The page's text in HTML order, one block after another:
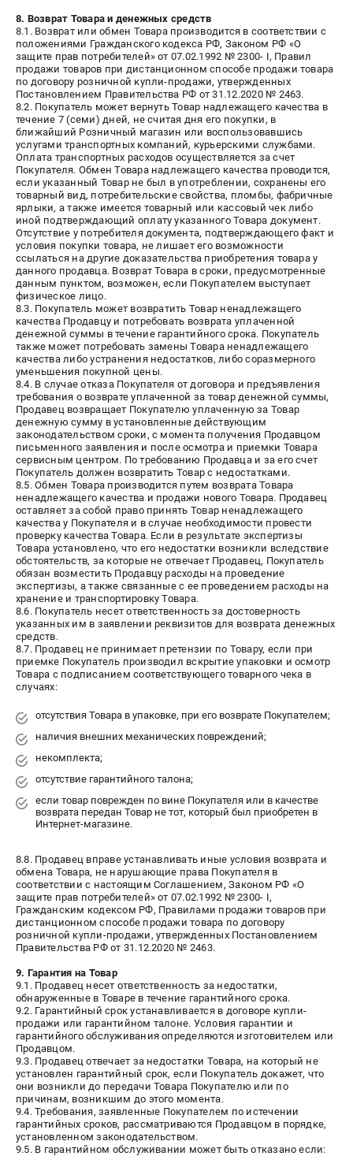
8. Возврат Товара и денежных средств
8.1. Возврат или обмен Товара производится в соответствии с
положениями Гражданского кодекса РФ, Законом РФ «О
защите прав потребителей» от 07.02.1992 № 2300- I, Правил
продажи товаров при дистанционном способе продажи товара
по договору розничной купли-продажи, утвержденных
Постановлением Правительства РФ от 31.12.2020 № 2463.
8.2. Покупатель может вернуть Товар надлежащего качества в
течение 7 (семи) дней, не считая дня его покупки, в
ближайший Розничный магазин или воспользовавшись
услугами транспортных компаний, курьерскими службами.
Оплата транспортных расходов осуществляется за счет
Покупателя. Обмен Товара надлежащего качества проводится,
если указанный Товар не был в употреблении, сохранены его
товарный вид, потребительские свойства, пломбы, фабричные
ярлыки, а также имеется товарный или кассовый чек либо
иной подтверждающий оплату указанного Товара документ.
Отсутствие у потребителя документа, подтверждающего факт и
условия покупки товара, не лишает его возможности
ссылаться на другие доказательства приобретения товара у
данного продавца. Возврат Товара в сроки, предусмотренные
данным пунктом, возможен, если Покупателем выступает
физическое лицо.
8.3. Покупатель может возвратить Товар ненадлежащего
качества Продавцу и потребовать возврата уплаченной
денежной суммы в течение гарантийного срока. Покупатель
также может потребовать замены Товара ненадлежащего
качества либо устранения недостатков, либо соразмерного
уменьшения покупной цены.
8.4. В случае отказа Покупателя от договора и предъявления
требования о возврате уплаченной за товар денежной суммы,
Продавец возвращает Покупателю уплаченную за Товар
денежную сумму в установленные действующим
законодательством сроки, с момента получения Продавцом
письменного заявления и после осмотра и приемки Товара
сервисным центром. По требованию Продавца и за его счет
Покупатель должен возвратить Товар с недостатками.
8.5. Обмен Товара производится путем возврата Товара
ненадлежащего качества и продажи нового Товара. Продавец
оставляет за собой право принять Товар ненадлежащего
качества у Покупателя и в случае необходимости провести
проверку качества Товара. Если в результате экспертизы
Товара установлено, что его недостатки возникли вследствие
обстоятельств, за которые не отвечает Продавец, Покупатель
обязан возместить Продавцу расходы на проведение
экспертизы, а также связанные с ее проведением расходы на
хранение и транспортировку Товара.
8.6. Покупатель несет ответственность за достоверность
указанных им в заявлении реквизитов для возврата денежных
средств.
8.7. Продавец не принимает претензии по Товару, если при
приемке Покупатель производил вскрытие упаковки и осмотр
Товара с подписанием соответствующего товарного чека в
случаях:
отсутствия Товара в упаковке, при его возврате Покупателем;
наличия внешних механических повреждений;
некомплекта;
отсутствие гарантийного талона;
если товар поврежден по вине Покупателя или в качестве
возврата передан Товар не тот, который был приобретен в
Интернет-магазине.
8.8. Продавец вправе устанавливать иные условия возврата и
обмена Товара, не нарушающие права Покупателя в
соответствии с настоящим Соглашением, Законом РФ «О
защите прав потребителей» от 07.02.1992 № 2300- I,
Гражданским кодексом РФ, Правилами продажи товаров при
дистанционном способе продажи товара по договору
розничной купли-продажи, утвержденных Постановлением
Правительства РФ от 31.12.2020 № 2463.
9. Гарантия на Товар
9.1. Продавец несет ответственность за недостатки,
обнаруженные в Товаре в течение гарантийного срока.
9.2. Гарантийный срок устанавливается в договоре купли-
продажи или гарантийном талоне. Условия гарантии и
гарантийного обслуживания определяются изготовителем или
Продавцом.
9.3. Продавец отвечает за недостатки Товара, на который не
установлен гарантийный срок, если Покупатель докажет, что
они возникли до передачи Товара Покупателю или по
причинам, возникшим до этого момента.
9.4. Требования, заявленные Покупателем по истечении
гарантийных сроков, рассматриваются Продавцом в порядке,
установленном законодательством.
9.5. В гарантийном обслуживании может быть отказано если: